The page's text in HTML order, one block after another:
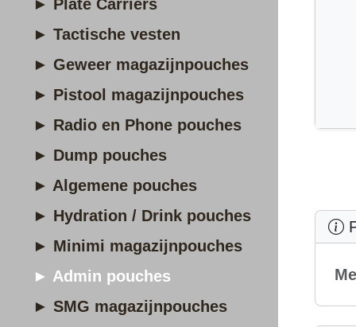
► Plate Carriers
► Tactische vesten
► Geweer magazijnpouches
► Pistool magazijnpouches
► Radio en Phone pouches
► Dump pouches
► Algemene pouches
► Hydration / Drink pouches
► Minimi magazijnpouches
► Admin pouches
► SMG magazijnpouches